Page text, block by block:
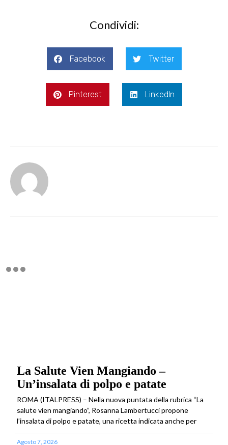
Condividi:
Facebook Twitter
Pinterest LinkedIn
La Salute Vien Mangiando –
Un’insalata di polpo e patate
ROMA (ITALPRESS) – Nella nuova puntata della rubrica “La
salute vien mangiando”, Rosanna Lambertucci propone
l’insalata di polpo e patate, una ricetta indicata anche per
Agosto 7, 2026